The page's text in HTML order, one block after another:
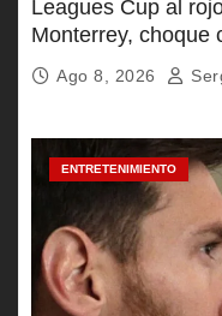
Leagues Cup al
Monterrey, choque
Ago 8, 2026
ENTRETENIMIENTO